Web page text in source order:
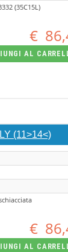
(35C15L)
€
AL
(11>14<)
€
AL